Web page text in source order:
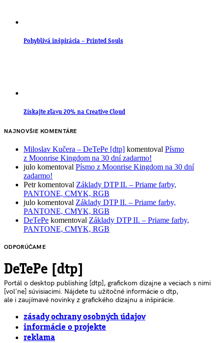
Pohyblivá inšpirácia – Printed Souls
Získajte zľavu 20% na Creative Cloud
NAJNOVŠIE KOMENTÁRE
Miloslav Kučera – DeTePe [dtp] komentoval Písmo
z Moonrise Kingdom na 30 dní zadarmo!
julo komentoval Písmo z Moonrise Kingdom na 30 dní
zadarmo!
Petrkomentoval Základy DTP II. – Priame farby,
PANTONE, CMYK, RGB
julo komentoval Základy DTP II. – Priame farby,
PANTONE, CMYK, RGB
DeTePe komentoval Základy DTP II. – Priame farby,
PANTONE, CMYK, RGB
ODPORÚČAME
DeTePe [dtp]
Portál o desktop publishing [dtp], grafickom dizajne a veciach s nimi
[voľne] súvisiacimi. Nájdete tu užitočné informácie o dtp,
ale i zaujímavé novinky z grafického dizajnu a inšpirácie.
zásady ochrany osobných údajov
informácie o projekte
reklama